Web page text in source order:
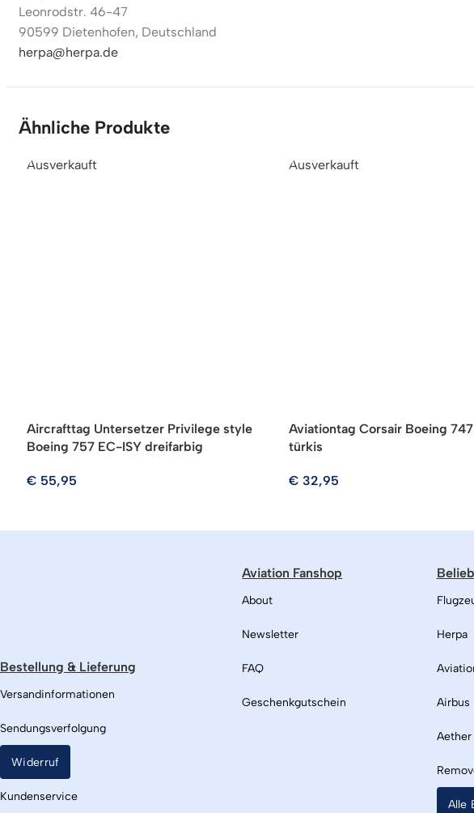
Leonrodstr. 46-47
90599 Dietenhofen, Deutschland
herpa@herpa.de
Ähnliche Produkte
Ausverkauft
Aircrafttag Untersetzer Privilege style
Boeing 757 EC-ISY dreifarbig
€ 55,95
Ausverkauft
Aviationtag Corsair Boeing
türkis
€ 32,95
Bestellung & Lieferung
Versandinformationen
Sendungsverfolgung
Widerruf
Kundenservice
Aviation Fanshop
About
Newsletter
FAQ
Geschenkgutschein
Herpa
Airbus
Aether
Alle